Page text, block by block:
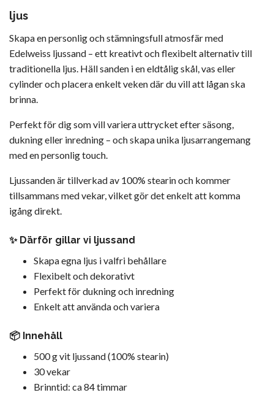
ljus
Skapa en personlig och stämningsfull atmosfär med
Edelweiss ljussand – ett kreativt och flexibelt alternativ till
traditionella ljus. Häll sanden i en eldtålig skål, vas eller
cylinder och placera enkelt veken där du vill att lågan ska
brinna.
Perfekt för dig som vill variera uttrycket efter säsong,
dukning eller inredning – och skapa unika ljusarrangemang
med en personlig touch.
Ljussanden är tillverkad av 100% stearin och kommer
tillsammans med vekar, vilket gör det enkelt att komma
igång direkt.
✨ Därför gillar vi ljussand
Skapa egna ljus i valfri behållare
Flexibelt och dekorativt
Perfekt för dukning och inredning
Enkelt att använda och variera
📦 Innehåll
500 g vit ljussand (100% stearin)
30 vekar
Brinntid: ca 84 timmar